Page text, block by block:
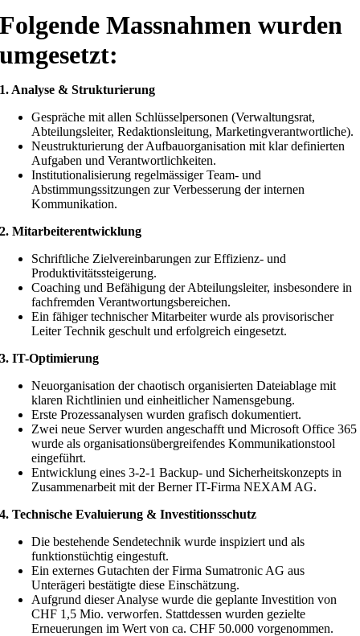
Folgende Massnahmen wurden
umgesetzt:
1. Analyse & Strukturierung
Gespräche mit allen Schlüsselpersonen (Verwaltungsrat,
Abteilungsleiter, Redaktionsleitung, Marketingverantwortliche).
Neustrukturierung der Aufbauorganisation mit klar definierten
Aufgaben und Verantwortlichkeiten.
Institutionalisierung regelmässiger Team- und
Abstimmungssitzungen zur Verbesserung der internen
Kommunikation.
2. Mitarbeiterentwicklung
Schriftliche Zielvereinbarungen zur Effizienz- und
Produktivitätssteigerung.
Coaching und Befähigung der Abteilungsleiter, insbesondere in
fachfremden Verantwortungsbereichen.
Ein fähiger technischer Mitarbeiter wurde als provisorischer
Leiter Technik geschult und erfolgreich eingesetzt.
3. IT-Optimierung
Neuorganisation der chaotisch organisierten Dateiablage mit
klaren Richtlinien und einheitlicher Namensgebung.
Erste Prozessanalysen wurden grafisch dokumentiert.
Zwei neue Server wurden angeschafft und Microsoft Office 365
wurde als organisationsübergreifendes Kommunikationstool
eingeführt.
Entwicklung eines 3-2-1 Backup- und Sicherheitskonzepts in
Zusammenarbeit mit der Berner IT-Firma NEXAM AG.
4. Technische Evaluierung & Investitionsschutz
Die bestehende Sendetechnik wurde inspiziert und als
funktionstüchtig eingestuft.
Ein externes Gutachten der Firma Sumatronic AG aus
Unterägeri bestätigte diese Einschätzung.
Aufgrund dieser Analyse wurde die geplante Investition von
CHF 1,5 Mio. verworfen. Stattdessen wurden gezielte
Erneuerungen im Wert von ca. CHF 50.000 vorgenommen.